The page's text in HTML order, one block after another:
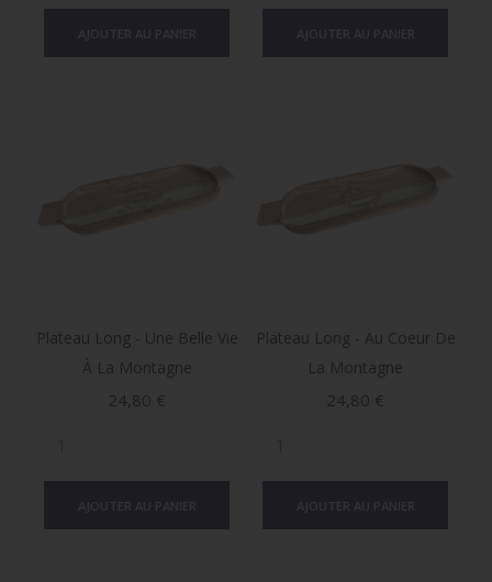
Plateau Long - Une Belle Vie
À La Montagne
Prix
24,80 €
Plateau Long - Au Coeur De
La Montagne
Prix
24,80 €